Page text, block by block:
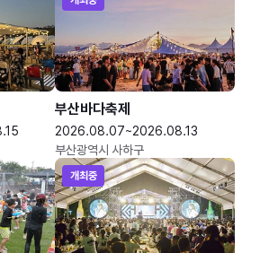
부산바다축제
2026.08.07~2026.08.13
부산광역시 사하구
개최중